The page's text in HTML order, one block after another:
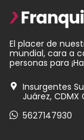
El placer de
mundial, cara a
personas para
Insurgentes
Juárez, CDMX
5627147930